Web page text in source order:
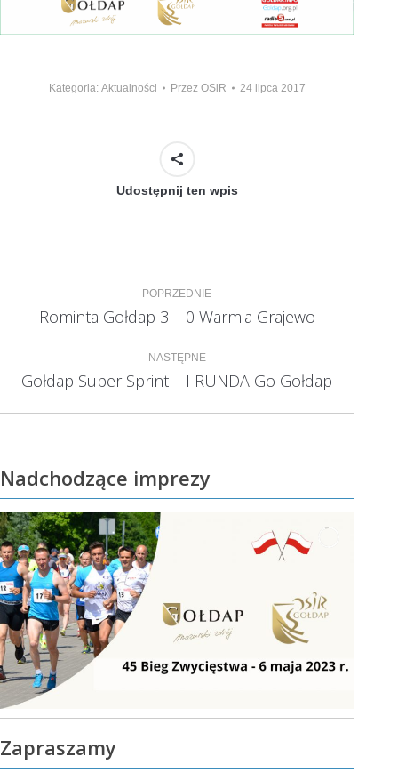
Kategoria: Aktualności Przez OSiR 24 lipca 2017
Udostępnij ten wpis
Nawigacja
wpisów
POPRZEDNIE
Poprzedni
Rominta Gołdap 3 – 0 Warmia Grajewo
NASTĘPNE
Następny
Gołdap Super Sprint – I RUNDA Go Gołdap
Nadchodzące imprezy
Zapraszamy